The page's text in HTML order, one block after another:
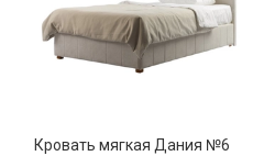
Кровать мягкая Дания №6